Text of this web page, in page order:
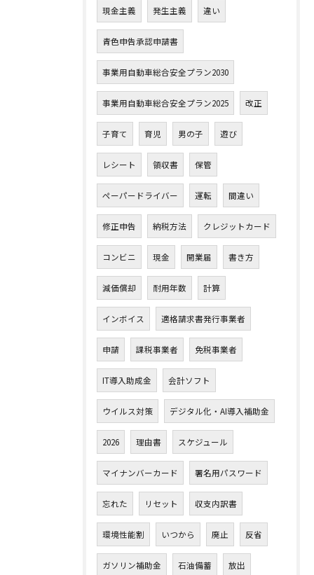
現金主義 発生主義 違い
青色申告承認申請書
事業用自動車総合安全プラン2030
事業用自動車総合安全プラン2025 改正
子育て 育児 男の子 遊び
レシート 領収書 保管
ペーパードライバー 運転 間違い
修正申告 納税方法 クレジットカード
コンビニ 現金 開業届 書き方
減価償却 耐用年数 計算
インボイス 適格請求書発行事業者
申請 課税事業者 免税事業者
IT導入助成金 会計ソフト
ウイルス対策 デジタル化・AI導入補助金
2026 理由書 スケジュール
マイナンバーカード 署名用パスワード
忘れた リセット 収支内訳書
環境性能割 いつから 廃止 反省
ガソリン補助金 石油備蓄 放出